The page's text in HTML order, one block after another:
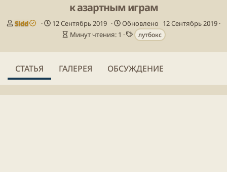
к азартным играм
А
о
Sidd
Д
а
12 Сентябрь 2019 Обновлено 12 Сентябрь 2019
В
е
я
Минут чтения: 1
Т
е
г
лутбокс
СТАТЬЯ ГАЛЕРЕЯ ОБСУЖДЕНИЕ